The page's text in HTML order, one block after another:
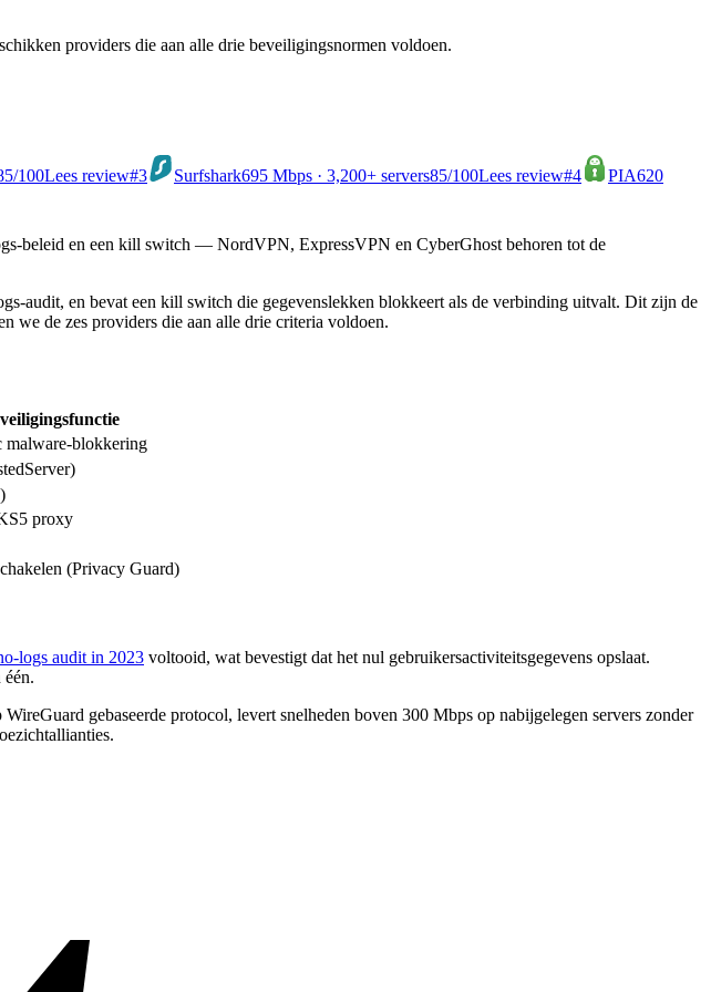
providers die aan alle drie beveiligingsnormen voldoen.
/100Lees review#3 Surfshark695 Mbps · 3,200+ servers85/100Lees review#4 PIA620
beleid en een kill switch — NordVPN, ExpressVPN en CyberGhost behoren tot de
audit, en bevat een kill switch die gegevenslekken blokkeert als de verbinding uitvalt. Dit zijn de
we de zes providers die aan alle drie criteria voldoen.
malware-blokkering
proxy
(Privacy Guard)
logs audit in 2023 voltooid, wat bevestigt dat het nul gebruikersactiviteitsgegevens opslaat.
gebaseerde protocol, levert snelheden boven 300 Mbps op nabijgelegen servers zonder